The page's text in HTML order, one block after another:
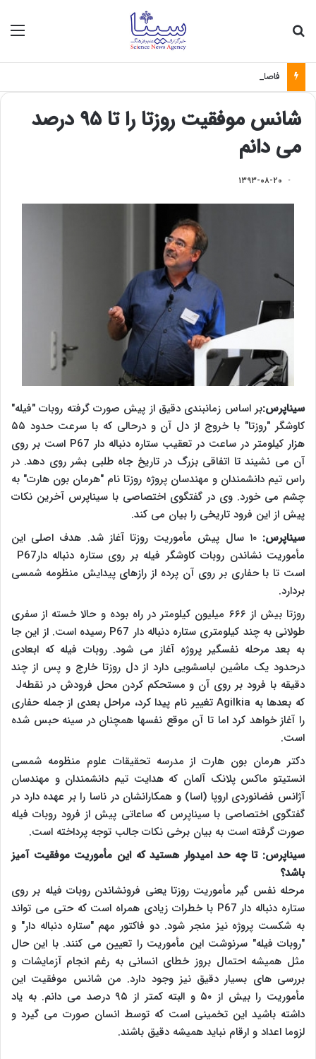
فاصله میان نخبگان و صنعت؛ چالش بزرگ تبدیل علم به فناوری
شانس موفقیت روزتا را تا ۹۵ درصد
می دانم
۱۳۹۳-۰۸-۲۰
سیناپرس:بر اساس زمانبندی دقیق از پیش صورت گرفته روبات "فیله"
کاوشگر "روزتا" با خروج از دل آن و درحالی که با سرعت حدود ۵۵
هزار کیلومتر در ساعت در تعقیب ستاره دنباله دار P67 است بر روی
آن می نشیند تا اتفاقی بزرگ در تاریخ جاه طلبی بشر روی دهد. در
راس تیم دانشمندان و مهندسان پروژه روزتا نام "هرمان بون هارت" به
چشم می خورد. وی در گفتگوی اختصاصی با سیناپرس آخرین نکات
پیش از این فرود تاریخی را بیان می کند.
سیناپرس:
۱۰ سال پیش مأموریت روزتا آغاز شد. هدف اصلی این
مأموریت نشاندن روبات کاوشگر فیله بر روی ستاره دنباله دارP67
است تا با حفاری بر روی آن پرده از رازهای پیدایش منظومه شمسی
بردارد.
روزتا بیش از ۶۶۶ میلیون کیلومتر در راه بوده و حالا خسته از سفری
طولانی به چند کیلومتری ستاره دنباله دار P67 رسیده است. از این جا
به بعد مرحله نفسگیر پروژه آغاز می شود. روبات فیله که ابعادی
درحدود یک ماشین لباسشویی دارد از دل روزتا خارج و پس از چند
دقیقه با فرود بر روی آن و مستحکم کردن محل فرودش در نقطهJ
که بعدها به Agilkiaتغییر نام پیدا کرد، مراحل بعدی از جمله حفاری
را آغاز خواهد کرد اما تا آن موقع نفسها همچنان در سینه حبس شده
است.
دکتر هرمان بون هارت از مدرسه تحقیقات علوم منظومه شمسی
انستیتو ماکس پلانک آلمان که هدایت تیم دانشمندان و مهندسان
آژانس فضانوردی اروپا (اسا) و همکارانشان در ناسا را بر عهده دارد در
گفتگوی اختصاصی با سیناپرس که ساعاتی پیش از فرود روبات فیله
صورت گرفته است به بیان برخی نکات جالب توجه پرداخته است.
سیناپرس: تا چه حد امیدوار هستید که این مأموریت موفقیت آمیز
باشد؟
مرحله نفس گیر مأموریت روزتا یعنی فرونشاندن روبات فیله بر روی
ستاره دنباله دارP67با خطرات زیادی همراه است که حتی می تواند
به شکست پروژه نیز منجر شود. دو فاکتور مهم "ستاره دنباله دار" و
"روبات فیله" سرنوشت این مأموریت را تعیین می کنند. با این حال
مثل همیشه احتمال بروز خطای انسانی به رغم انجام آزمایشات و
بررسی های بسیار دقیق نیز وجود دارد. من شانس موفقیت این
مأموریت را بیش از ۵۰ و البته کمتر از ۹۵ درصد می دانم. به یاد
داشته باشید این تخمینی است که توسط انسان صورت می گیرد و
لزوما اعداد و ارقام نباید همیشه دقیق باشند.